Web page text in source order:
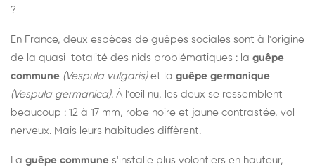
?
En France, deux espèces de guêpes sociales sont à l'origine
de la quasi-totalité des nids problématiques : la guêpe
commune (Vespula vulgaris)et la guêpe germanique
(Vespula germanica). À l'œil nu, les deux se ressemblent
beaucoup : 12 à 17 mm, robe noire et jaune contrastée, vol
nerveux. Mais leurs habitudes diffèrent.
La guêpe commune s'installe plus volontiers en hauteur,